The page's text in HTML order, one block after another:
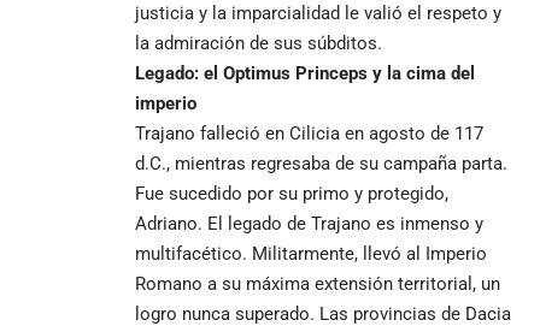
justicia y la imparcialidad le valió el respeto y
la admiración de sus súbditos.
Legado: el Optimus Princeps y la cima del
imperio
Trajano falleció en Cilicia en agosto de 117
d.C., mientras regresaba de su campaña parta.
Fue sucedido por su primo y protegido,
Adriano. El legado de Trajano es inmenso y
multifacético. Militarmente, llevó al Imperio
Romano a su máxima extensión territorial, un
logro nunca superado. Las provincias de Dacia